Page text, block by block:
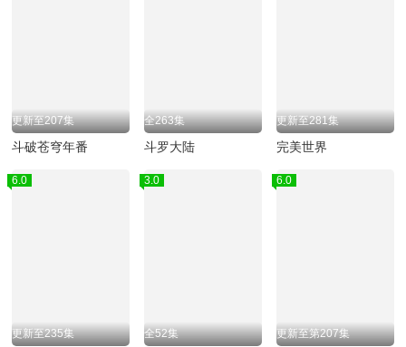
更新至207集
斗破苍穹年番
全263集
斗罗大陆
更新至281集
完美世界
6.0
更新至235集
3.0
全52集
6.0
更新至第207集